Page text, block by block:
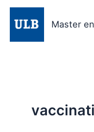
Aller
contenu
Master